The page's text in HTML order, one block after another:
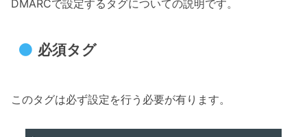
DMARCで設定するタグについての説明です。
必須タグ
このタグは必ず設定を行う必要が有ります。